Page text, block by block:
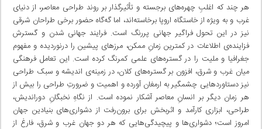
هر چند که اغلبِ چهره‌های برجسته و تأثیرگذار بر روند طراحی معاصر، از دنیای
غرب و به ویژه از خاستگاه اروپا برخاسته‌اند، اما گه‌گاه حضور برخی طراحان شرقی
نیز در این تحول فراگیر جهانی پررنگ است. فرایند جهانی شدن و گسترش
فزاینده‌ی اطلاعات در کمترین زمانِ ممکن، مرزهای پیشین را درنوردیده و مفهوم
جغرافیا و ملیت را در گستره‌های علمی کمرنگ کرده است. این تعامل فرهنگی
میان غرب و شرق، افزون بر گستره‌های کلان، در زمینه‌ی اندیشه و سبک طراحی
نیز دستاوردهایی چشمگیر به ارمغان آورده و اهمیت و ضرورتِ طراحی را بیش از
هر زمان دیگر بر انسانِ معاصر آشکار نموده است. از نگاهِ نخبگانِ دوراندیش،
طراحی، ابزاری کارآمد و اثربخش برای برون‌رفت از دشواری‌های بنیادین جهان
امروز است؛ دشواری‌ها و پیچیدگی‌هایی که هر دو جهان غرب و شرق، فارغ از